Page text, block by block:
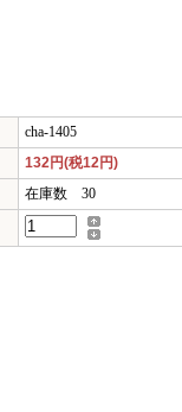
cha-1405
132円(税12円)
在庫数 30